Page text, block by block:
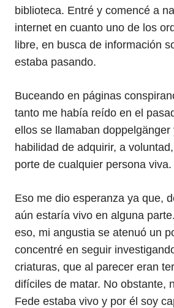
biblioteca. Entré y comencé a
internet en cuanto uno de los
libre, en busca de información
estaba pasando.
Buceando en páginas
tanto me había reído en el
ellos se llamaban
habilidad de adquirir, a
porte de cualquier persona viva.
Eso me dio esperanza ya que,
aún estaría vivo en alguna
eso, mi angustia se atenuó un
concentré en seguir
criaturas, que al parecer eran
difíciles de matar. No obstante,
Fede estaba vivo y por él soy